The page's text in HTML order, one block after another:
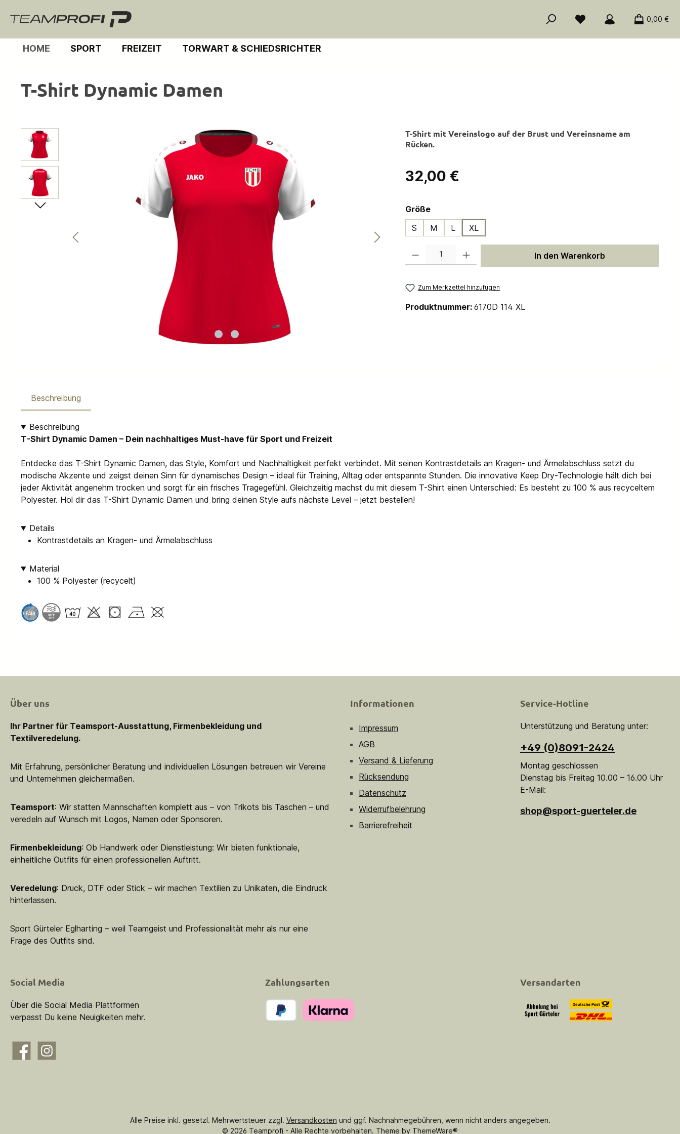
Zur Hauptnavigation springen
0,00 €
HOME SPORT FREIZEIT TORWART & SCHIEDSRICHTER
T-Shirt Dynamic Damen
Bildergalerie überspringen
T-Shirt mit Vereinslogo auf der Brust und Vereinsname am
Rücken.
Regulärer Preis:
32,00 €
Größeauswählen
S
M L XL
In den Warenkorb
Zum Merkzettel hinzufügen
Produktnummer: 6170D 114 XL
Beschreibung
Beschreibung
T-Shirt Dynamic Damen – Dein nachhaltiges Must-have für Sport und Freizeit
Entdecke das T-Shirt Dynamic Damen, das Style, Komfort und Nachhaltigkeit perfekt verbindet. Mit seinen Kontrastdetails an Kragen- und Ärmelabschluss setzt du
modische Akzente und zeigst deinen Sinn für dynamisches Design – ideal für Training, Alltag oder entspannte Stunden. Die innovative Keep Dry-Technologie hält dich bei
jeder Aktivität angenehm trocken und sorgt für ein frisches Tragegefühl. Gleichzeitig machst du mit diesem T-Shirt einen Unterschied: Es besteht zu 100 % aus recyceltem
Polyester. Hol dir das T-Shirt Dynamic Damen und bring deinen Style aufs nächste Level – jetzt bestellen!
Details
Kontrastdetails an Kragen- und Ärmelabschluss
Material
100 % Polyester (recycelt)
Über uns
Ihr Partner für Teamsport-Ausstattung, Firmenbekleidung und
Textilveredelung.
Mit Erfahrung, persönlicher Beratung und individuellen Lösungen betreuen wir Vereine
und Unternehmen gleichermaßen.
Teamsport: Wir statten Mannschaften komplett aus – von Trikots bis Taschen – und
veredeln auf Wunsch mit Logos, Namen oder Sponsoren.
Firmenbekleidung: Ob Handwerk oder Dienstleistung: Wir bieten funktionale,
einheitliche Outfits für einen professionellen Auftritt.
Veredelung: Druck, DTF oder Stick – wir machen Textilien zu Unikaten, die Eindruck
hinterlassen.
Sport Gürteler Eglharting – weil Teamgeist und Professionalität mehr als nur eine
Frage des Outfits sind.
Informationen
Impressum
AGB
Versand & Lieferung
Rücksendung
Datenschutz
Widerrufbelehrung
Barrierefreiheit
Service-Hotline
Unterstützung und Beratung unter:
+49 (0)8091-2424
Montag geschlossen
Dienstag bis Freitag 10.00 – 16.00 Uhr
E-Mail:
shop@sport-guerteler.de
Social Media
Über die Social Media Plattformen
verpasst Du keine Neuigkeiten mehr.
FacebookInstagram
Zahlungsarten Versandarten
Alle Preise inkl. gesetzl. Mehrwertsteuer zzgl. Versandkosten und ggf. Nachnahmegebühren, wenn nicht anders angegeben.
© 2026 Teamprofi - Alle Rechte vorbehalten. Theme by ThemeWare®